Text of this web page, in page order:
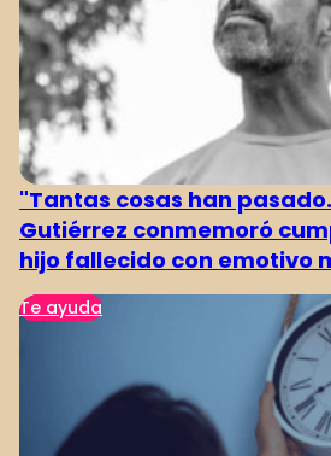
"Tantas cosas han
Gutiérrez conmemoró
hijo fallecido con emotivo
Te ayuda